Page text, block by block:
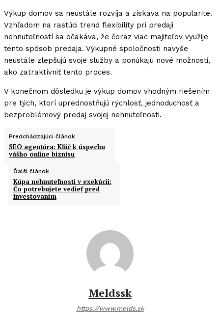
Výkup domov sa neustále rozvíja a získava na popularite.
Vzhľadom na rastúci trend flexibility pri predaji
nehnuteľností sa očakáva, že čoraz viac majiteľov využije
tento spôsob predaja. Výkupné spoločnosti navyše
neustále zlepšujú svoje služby a ponúkajú nové možnosti,
ako zatraktívniť tento proces.
V konečnom dôsledku je výkup domov vhodným riešením
pre tých, ktorí uprednostňujú rýchlosť, jednoduchosť a
bezproblémový predaj svojej nehnuteľnosti.
Predchádzajúci článok
SEO agentúra: Kľúč k úspechu
vášho online biznisu
Ďalší článok
Kúpa nehnuteľnosti v exekúcii:
Čo potrebujete vedieť pred
investovaním
Meldssk
https://www.melds.sk